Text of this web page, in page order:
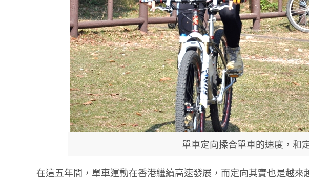
單車定向揉合單車的速度，和
在這五年間，單車運動在香港繼續高速發展，而定向其實也是越